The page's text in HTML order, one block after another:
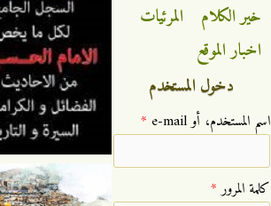
خير الكلام
المرئيات
اخبار الموقع
دخول المستخدم
‏اسم المستخدم، أو e-mail ‏ *
‏كلمة المرور ‏*